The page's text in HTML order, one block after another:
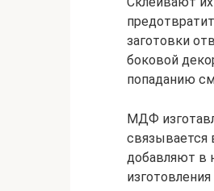
заготовки
боковой
попаданию
МДФ
связывается
добавляют в